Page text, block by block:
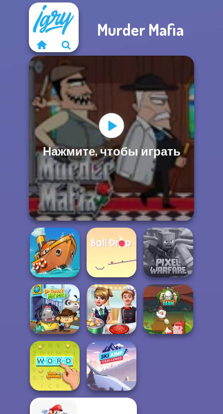
Murder Mafia
Нажмите, чтобы играть
Clean the Ocean Ball Drop
Minecraft Pixel
Warfare
Dr. Panda Airport Cooking Frenzy